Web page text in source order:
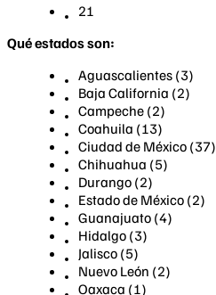
21
Qué estados son:
Aguascalientes (3)
Baja California (2)
Campeche (2)
Coahuila (13)
Ciudad de México (37)
Chihuahua (5)
Durango (2)
Estado de México (2)
Guanajuato (4)
Hidalgo (3)
Jalisco (5)
Nuevo León (2)
Oaxaca (1)